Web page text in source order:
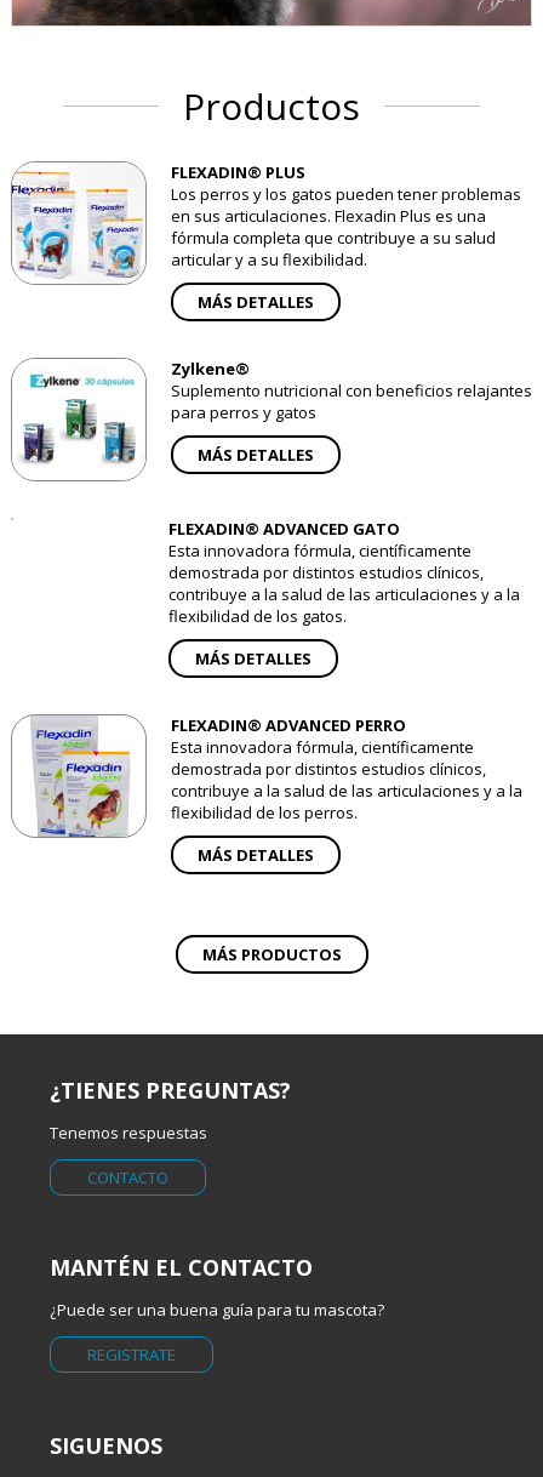
Productos
FLEXADIN® PLUS
Los perros y los gatos pueden tener problemas
en sus articulaciones. Flexadin Plus es una
fórmula completa que contribuye a su salud
articular y a su flexibilidad.
MÁS DETALLES
Zylkene®
Suplemento nutricional con beneficios relajantes
para perros y gatos
MÁS DETALLES
FLEXADIN® ADVANCED GATO
Esta innovadora fórmula, científicamente
demostrada por distintos estudios clínicos,
contribuye a la salud de las articulaciones y a la
flexibilidad de los gatos.
MÁS DETALLES
FLEXADIN® ADVANCED PERRO
Esta innovadora fórmula, científicamente
demostrada por distintos estudios clínicos,
contribuye a la salud de las articulaciones y a la
flexibilidad de los perros.
MÁS DETALLES
MÁS PRODUCTOS
¿TIENES PREGUNTAS?
Tenemos respuestas
CONTACTO
MANTÉN EL CONTACTO
¿Puede ser una buena guía para tu mascota?
REGISTRATE
SIGUENOS